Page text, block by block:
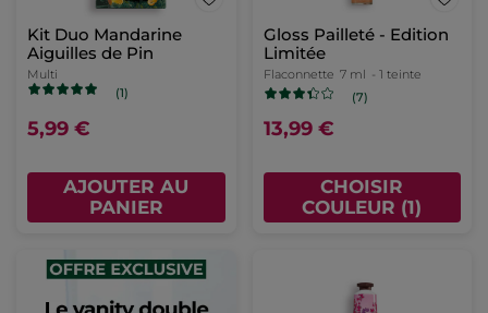
Kit Duo Mandarine
Aiguilles de Pin
Multi
(1)
5,99 €
AJOUTER AU
PANIER
Gloss Pailleté - Edition
Limitée
Flaconnette 7 ml - 1 teinte
(7)
13,99 €
CHOISIR
COULEUR (1)